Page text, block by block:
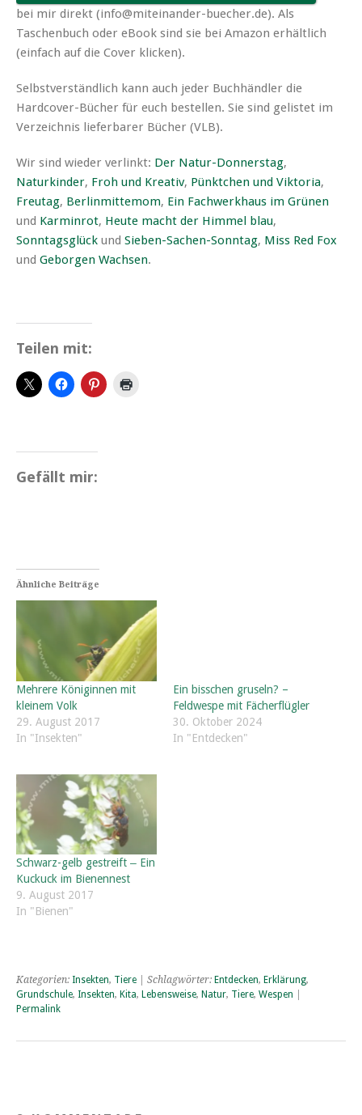
bei mir direkt (info@miteinander-buecher.de). Als
Taschenbuch oder eBook sind sie bei Amazon erhältlich
(einfach auf die Cover klicken).
Selbstverständlich kann auch jeder Buchhändler die
Hardcover-Bücher für euch bestellen. Sie sind gelistet im
Verzeichnis lieferbarer Bücher (VLB).
Wir sind wieder verlinkt: Der Natur-Donnerstag,
Naturkinder, Froh und Kreativ, Pünktchen und Viktoria,
Freutag, Berlinmittemom, Ein Fachwerkhaus im Grünen
und Karminrot, Heute macht der Himmel blau,
Sonntagsglück und Sieben-Sachen-Sonntag, Miss Red Fox
und Geborgen Wachsen.
Teilen mit:
Gefällt mir:
Ähnliche Beiträge
Mehrere Königinnen mit
kleinem Volk
29. August 2017
In "Insekten"
Ein bisschen gruseln? –
Feldwespe mit Fächerflügler
30. Oktober 2024
In "Entdecken"
Schwarz-gelb gestreift ‒ Ein
Kuckuck im Bienennest
9. August 2017
In "Bienen"
Kategorien: Insekten, Tiere | Schlagwörter: Entdecken, Erklärung,
Grundschule, Insekten, Kita, Lebensweise, Natur, Tiere, Wespen
Permalink